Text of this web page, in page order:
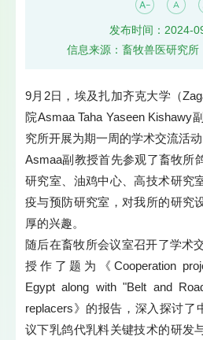
发布时间：2024-
信息来源：畜牧兽医研究所
9月2日，埃及扎加齐克大学（
院Asmaa Taha Yaseen Kishawy
究所开展为期一周的学术交流活动
Asmaa副教授首先参观了畜牧所
研究室、油鸡中心、高技术研究
疫与预防研究室，对我所的研究
厚的兴趣。
随后在畜牧所会议室召开了学术
授作了题为《Cooperation
Egypt along with "Belt and
replacers》的报告，深入探讨了
议下乳鸽代乳料关键技术的研发